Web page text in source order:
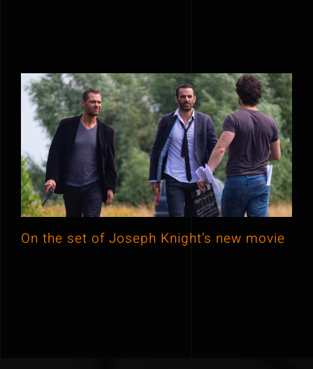
On the set of Joseph Knight’s new
movie
On the set of Joseph Knight’s new movie